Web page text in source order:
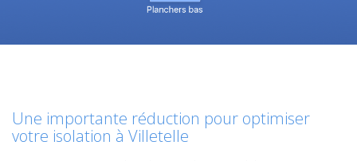
Une importante réduction pour optimiser
votre isolation à Villetelle